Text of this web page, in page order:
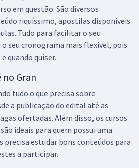
em questão. São diversos
riquíssimo, apostilas disponíveis
Tudo para facilitar o seu
seu cronograma mais flexível, pois
quando quiser.
Gran
tudo o que precisa sobre
a publicação do edital até as
ofertadas. Além disso, os cursos
ideais para quem possui uma
precisa estudar bons conteúdos para
a participar.